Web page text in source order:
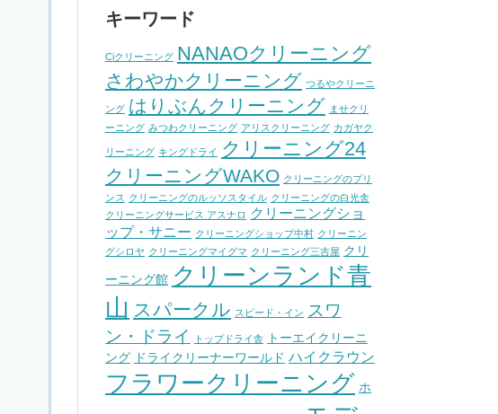
キーワード
Ciクリーニング NANAOクリーニング
さわやかクリーニング つるやクリーニ
ング はりぶんクリーニング ませクリ
ーニング みつわクリーニング アリスクリーニング カガヤク
リーニング キングドライ クリーニング24
クリーニングWAKO クリーニングのプリ
ンス クリーニングのルッソスタイル クリーニングの白光舎
クリーニングサービス アスナロ
クリーニングショ
ップ・サニー クリーニングショップ中村 クリーニン
グシロヤ クリーニングマイグマ クリーニング三吉屋 クリ
ーニング館 クリーンランド青
山 スパークル スピード・イン スワ
ン・ドライ
トップドライ舎
トーエイクリーニ
ング ドライクリーナーワールド ハイクラウン
フラワークリーニング ホ